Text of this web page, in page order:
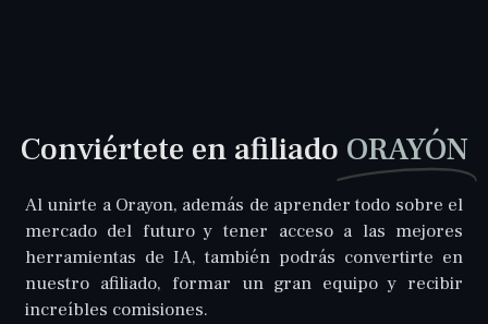
Conviértete en afiliado ORAYÓN
Al unirte a Orayon, además de aprender todo sobre el
mercado del futuro y tener acceso a las mejores
herramientas de IA, también podrás convertirte en
nuestro afiliado, formar un gran equipo y recibir
increíbles comisiones.